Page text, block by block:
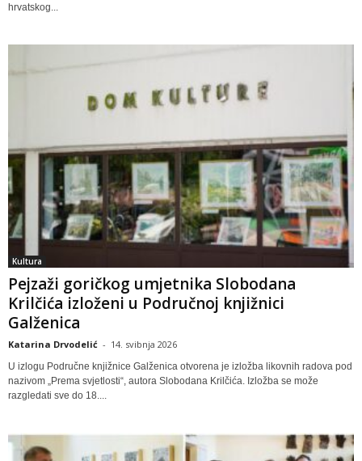
hrvatskog...
Kultura
Pejzaži goričkog umjetnika Slobodana
Krilčića izloženi u Područnoj knjižnici
Galženica
Katarina Drvodelić - 14. svibnja 2026
U izlogu Područne knjižnice Galženica otvorena je izložba likovnih radova pod
nazivom „Prema svjetlosti“, autora Slobodana Krilčića. Izložba se može
razgledati sve do 18....